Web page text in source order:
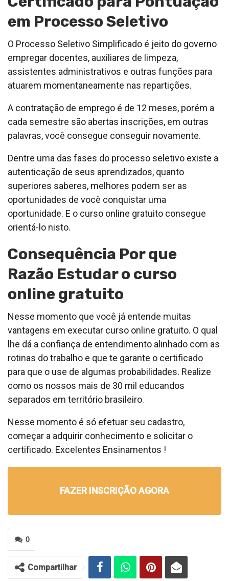
em Processo Seletivo
O Processo Seletivo Simplificado é jeito do governo
empregar docentes, auxiliares de limpeza,
assistentes administrativos e outras funções para
atuarem momentaneamente nas repartições.
A contratação de emprego é de 12 meses, porém a
cada semestre são abertas inscrições, em outras
palavras, você consegue conseguir novamente.
Dentre uma das fases do processo seletivo existe a
autenticação de seus aprendizados, quanto
superiores saberes, melhores podem ser as
oportunidades de você conquistar uma
oportunidade. E o curso online gratuito consegue
orientá-lo nisto.
Consequência Por que
Razão Estudar o curso
online gratuito
Nesse momento que você já entende muitas
vantagens em executar curso online gratuito. O qual
lhe dá a confiança de entendimento alinhado com as
rotinas do trabalho e que te garante o certificado
para que o use de algumas probabilidades. Realize
como os nossos mais de 30 mil educandos
separados em território brasileiro.
Nesse momento é só efetuar seu cadastro,
começar a adquirir conhecimento e solicitar o
certificado. Excelentes Ensinamentos !
FAZER INSCRIÇÃO AGORA
0
Compartilhar